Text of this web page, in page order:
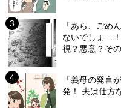
「あら、ごめ
ないでしょ…
視？悪意？そ
「義母の発言
発！ 夫は仕方